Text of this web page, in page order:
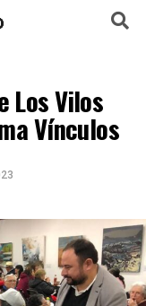
Los Vilos
Vínculos